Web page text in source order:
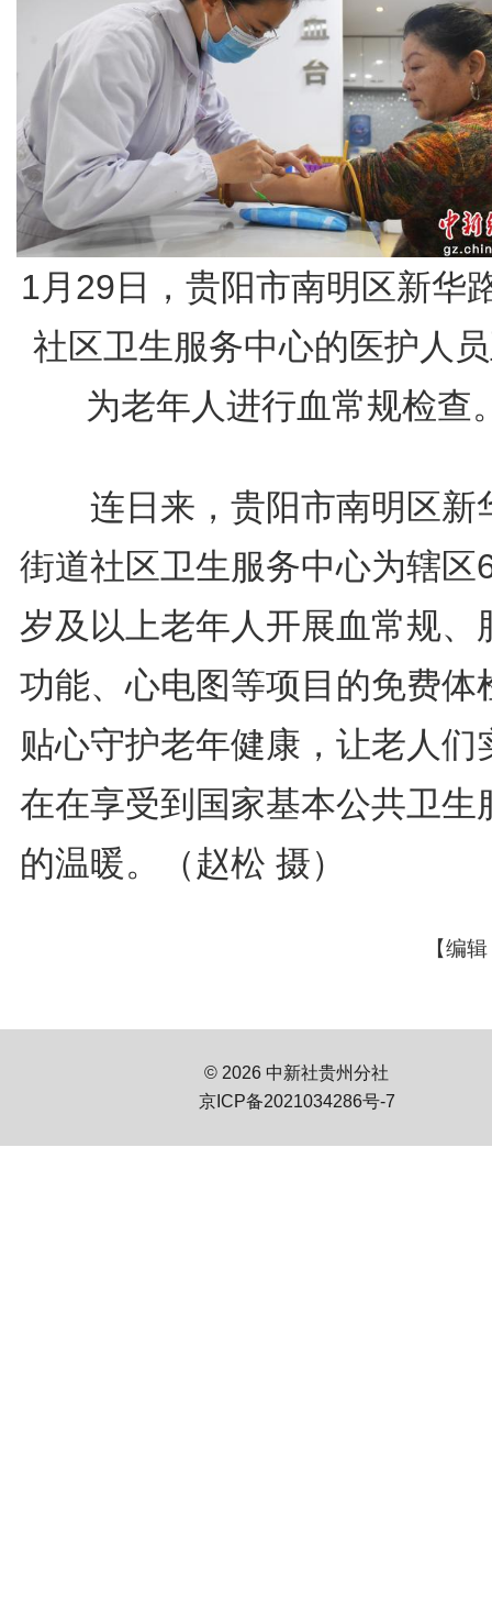
1月29日，贵阳市南明区新华
社区卫生服务中心的医护人
为老年人进行血常规检查
连日来，贵阳市南明区新
街道社区卫生服务中心为辖区
岁及以上老年人开展血常规、
功能、心电图等项目的免费体
贴心守护老年健康，让老人们
在在享受到国家基本公共卫生
的温暖。（赵松 摄）
【编
© 2026 中新社贵州分社
京ICP备2021034286号-7